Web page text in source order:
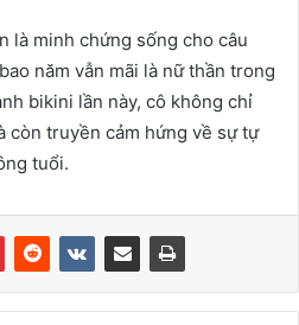
là minh chứng sống cho câu
năm vẫn mãi là nữ thần trong
bikini lần này, cô không chỉ
còn truyền cảm hứng về sự tự
tuổi.